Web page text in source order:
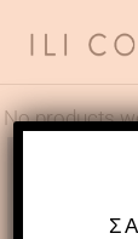
No products